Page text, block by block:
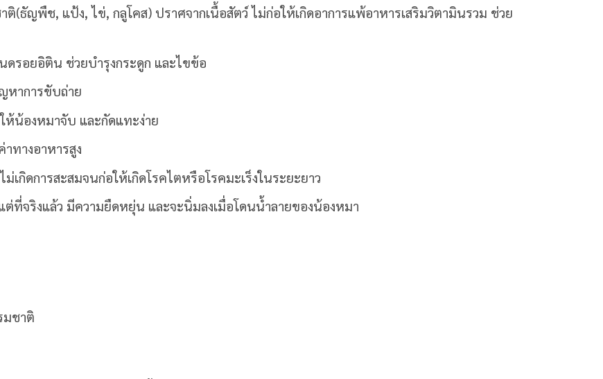
ติ(ธัญพืช, แป้ง, ไข่, กลูโคส) ปราศจากเนื้อสัตว์ ไม่ก่อให้เกิดอาการแพ้อาหารเสริมวิตามินรวม ช่วย
รอยอิติน ช่วยบำรุงกระดูก และไขข้อ
หาการขับถ่าย
ห้น้องหมาจับ และกัดแทะง่าย
ทางอาหารสูง
ม่เกิดการสะสมจนก่อให้เกิดโรคไตหรือโรคมะเร็งในระยะยาว
ที่จริงแล้ว มีความยืดหยุ่น และจะนิ่มลงเมื่อโดนน้ำลายของน้องหมา
มชาติ